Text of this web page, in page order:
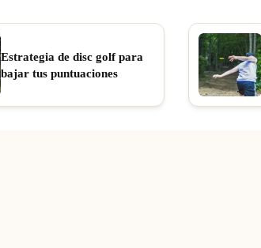
Estrategia de disc golf para
bajar tus puntuaciones